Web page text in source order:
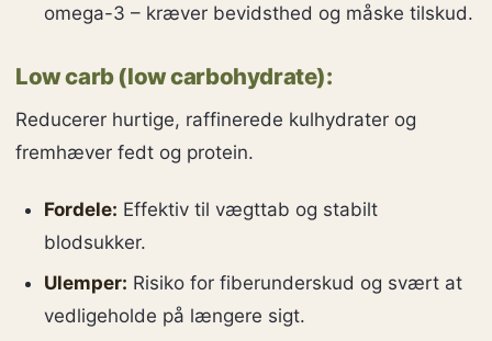
omega-3 – kræver bevidsthed og måske tilskud.
Low carb (low carbohydrate):
Reducerer hurtige, raffinerede kulhydrater og
fremhæver fedt og protein.
Fordele: Effektiv til vægttab og stabilt
blodsukker.
Ulemper: Risiko for fiberunderskud og svært at
vedligeholde på længere sigt.